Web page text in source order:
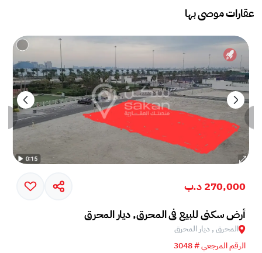
عقارات موصى بها
270,000 د.ب
أرض سكني للبيع في المحرق, ديار المحرق
المحرق , ديار المحرق
الرقم المرجعي # 3048